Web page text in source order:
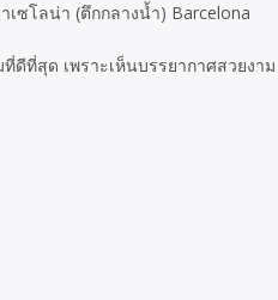
ซโลน่า (ตึกกลางน้ำ) Barcelona
ดีที่สุด เพราะเห็นบรรยากาศสวยงาม